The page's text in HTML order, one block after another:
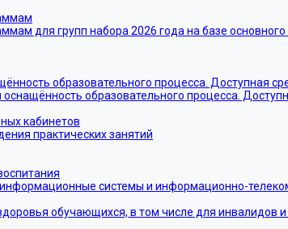
для групп набора 2026 года на базе
образовательного процесса. Доступная
образовательного процесса.
кабинетов
практических занятий
системы и информационно-
обучающихся, в том числе для инвалидов